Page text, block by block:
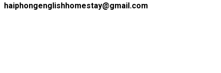
haiphongenglishhomestay@gmail.com